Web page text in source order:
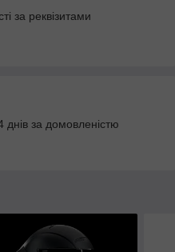
за реквізитами
за домовленістю